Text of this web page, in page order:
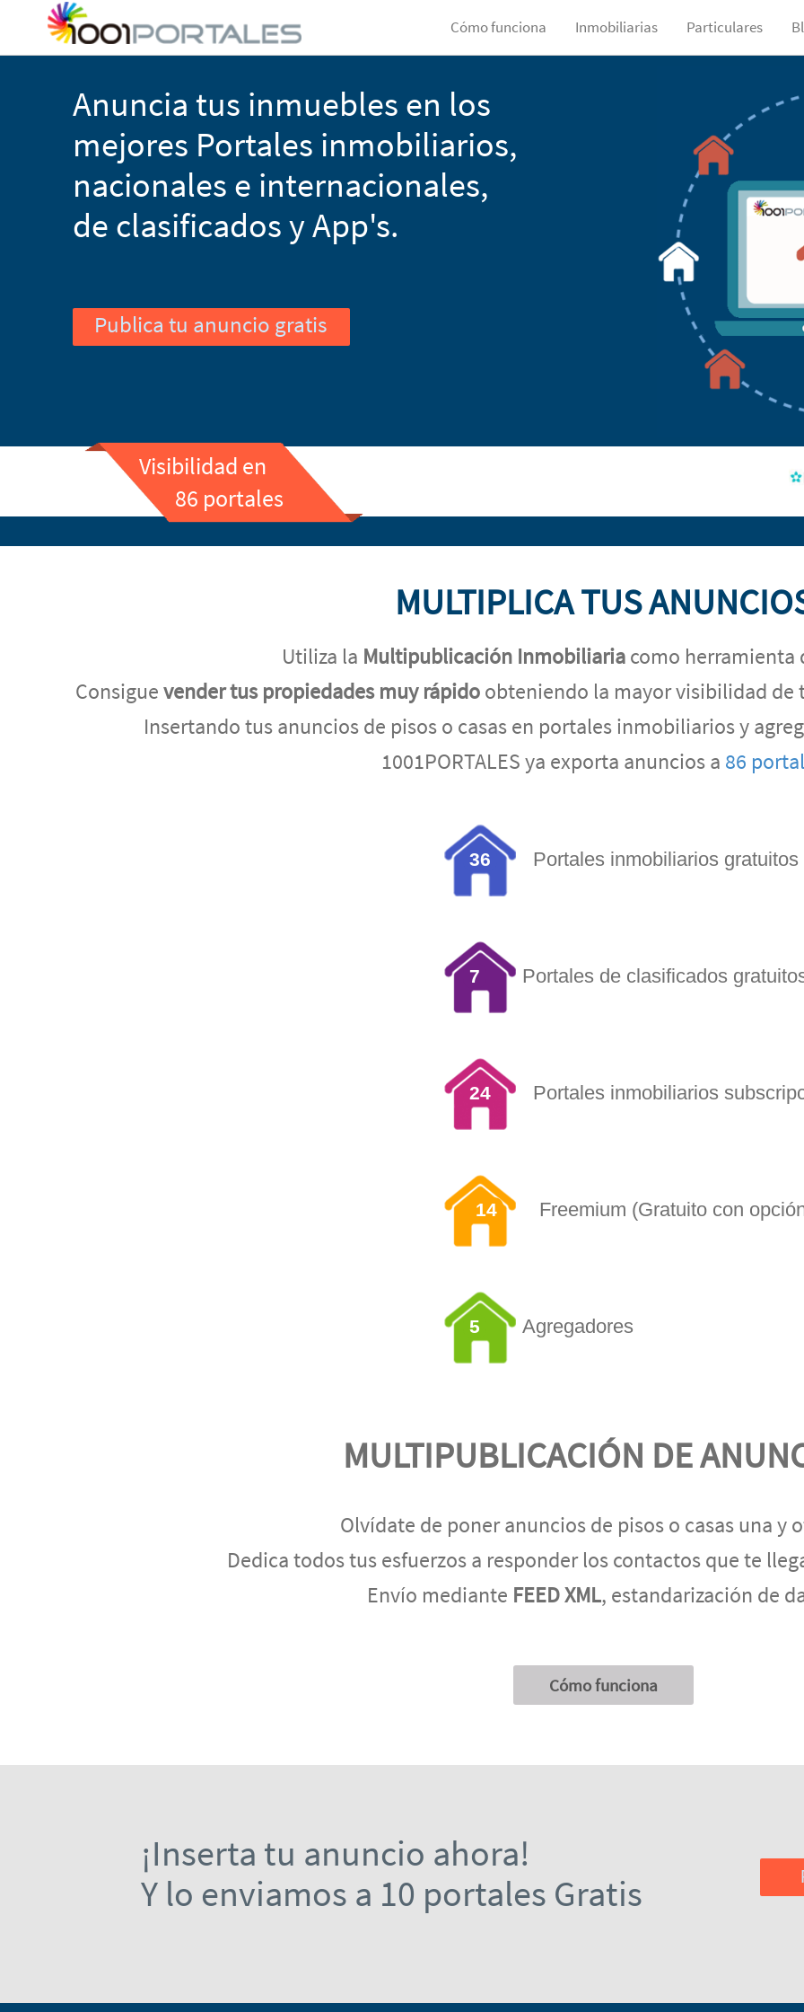
Cómo funciona Inmobiliarias Particulares
Anuncia tus inmuebles en los
mejores Portales inmobiliarios,
nacionales e internacionales,
de clasificados y App's.
Publica tu anuncio gratis
Visibilidad en
86 portales
MULTIPLICA TUS
Utiliza la Multipublicación Inmobiliariacomo herramienta
Consiguevender tus propiedades muy rápidoobteniendo la mayor visibilidad de
Insertando tus anuncios de pisos o casas en portales inmobiliarios y
1001PORTALES ya exporta anuncios a 86
36 Portales inmobiliarios gratuitos
7 Portales de clasificados
24 Portales inmobiliarios
14 Freemium (Gratuito con
5 Agregadores
MULTIPUBLICACIÓN DE
Olvídate de poner anuncios de pisos o casas una y
Dedica todos tus esfuerzos a responder los contactos que te
Envío mediante FEED XML, estandarización de
Cómo funciona
¡Inserta tu anuncio ahora!
Y lo enviamos a 10 portales Gratis